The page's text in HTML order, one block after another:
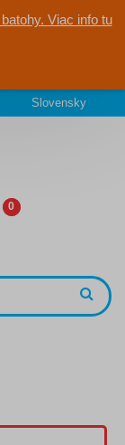
Viac info tu
Slovensky
0